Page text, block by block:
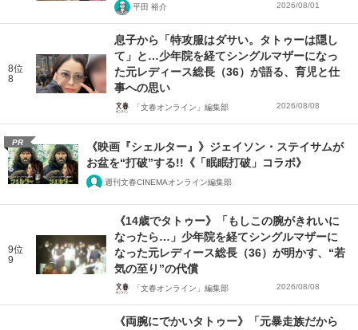
平田 裕介 2026/08/01
8位
8
息子から「特攻服はダサい。タトゥーは隠し
て」と…少年院を経てシングルマザーになっ
た元レディース総長（36）が語る、育児と仕
事への思い
「文春オンライン」編集部 2026/08/08
PR
《映画『シェルター』》ジェイソン・ステイサムが
お盆を“打破”する!!《「眠眠打破」コラボ》
週刊文春CINEMAオンライン編集部
9位
9
《14歳でタトゥー》「もしこの腕がきれいに
なったら…」少年院を経てシングルマザーに
なった元レディース総長（36）が明かす、“若
気の至り”の代償
「文春オンライン」編集部 2026/08/08
《両腕にでかいタトゥー》「元暴走族だから